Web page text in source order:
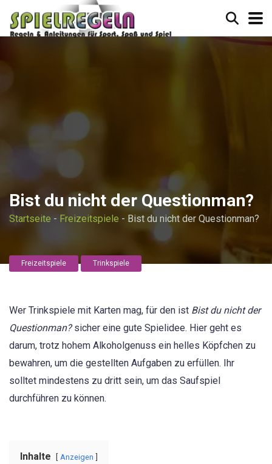
Bist du nicht der Questionman?
Startseite - Freizeitspiele - Bist du nicht der Questionman?
Freizeitspiele Trinkspiele
Wer Trinkspiele mit Karten mag, für den ist Bist du nicht der
Questionman?sicher eine gute Spielidee. Hier geht es
darum, trotz hohem Alkoholgenuss ein helles Köpfchen zu
bewahren, um die gestellten Aufgaben zu erfüllen. Ihr
solltet mindestens zu dritt sein, um das Saufspiel
durchführen zu können.
Inhalte Anzeigen